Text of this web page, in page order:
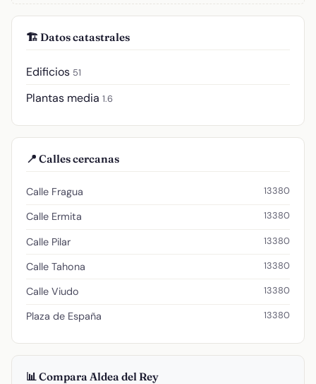
🏗️ Datos catastrales
Edificios 51
Plantas media 1.6
📍 Calles cercanas
Calle Fragua 13380
Calle Ermita 13380
Calle Pilar 13380
Calle Tahona 13380
Calle Viudo 13380
Plaza de España 13380
📊 Compara Aldea del Rey